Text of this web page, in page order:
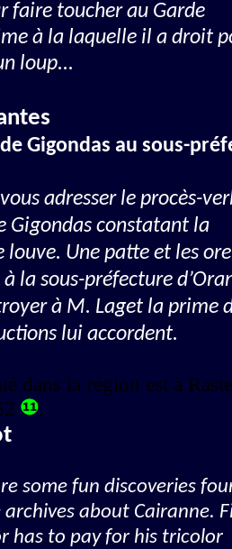
faire toucher au Garde
à la laquelle il a droit
loup...
Gigondas au sous-
adresser le procès-
Gigondas constatant la
louve. Une patte et les
la sous-préfecture
à M. Laget la prime
lui accordent.
dans la région est à
.
some fun discoveries
about Cairanne.
has to pay for his tricolor